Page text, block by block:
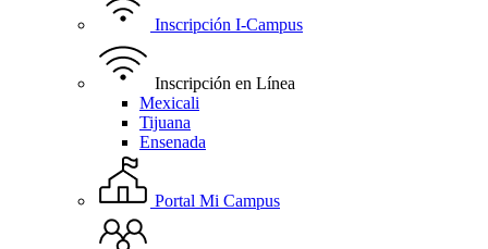
Inscripción I-Campus
Inscripción en Línea
Mexicali
Tijuana
Ensenada
Portal Mi Campus